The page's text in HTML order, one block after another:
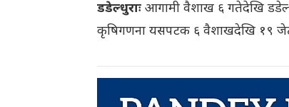
डडेल्धुराःआगामी वैशाख ६ गतेदेखि
कृषिगणना यसपटक ६ वैशाखदेखि १९